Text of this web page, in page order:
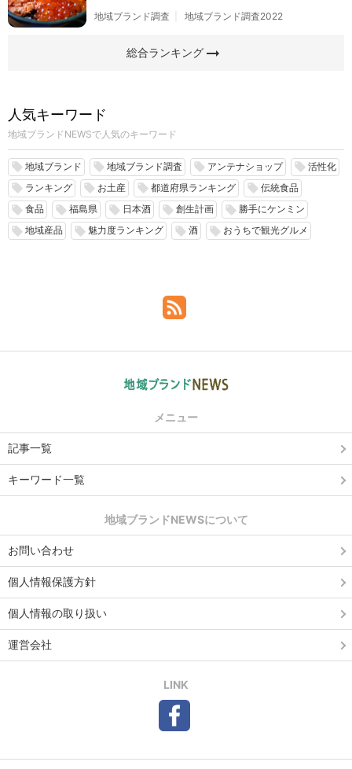
地域ブランド調査 地域ブランド調査2022
総合ランキングarrow_right_alt
人気キーワード
地域ブランドNEWSで人気のキーワード
local_offer 地域ブランド local_offer 地域ブランド調査 local_offer アンテナショップ local_offer 活性化
local_offer ランキング local_offer お土産 local_offer 都道府県ランキング local_offer 伝統食品
local_offer 食品 local_offer 福島県 local_offer 日本酒 local_offer 創生計画 local_offer 勝手にケンミン
local_offer 地域産品 local_offer 魅力度ランキング local_offer 酒 local_offer おうちで観光グルメ
メニュー
記事一覧
キーワード一覧
地域ブランドNEWSについて
お問い合わせ
個人情報保護方針
個人情報の取り扱い
運営会社
LINK